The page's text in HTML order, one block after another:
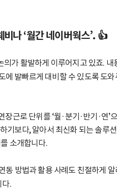
나 ‘월간 네이버웍스’. 👍
가 활발하게 이루어지고 있죠.
발빠르게 대비할 수 있도록 도
근로 단위를 ‘월·분기·반기·연
보다, 알아서 최신화 되는 솔루
를 소개합니다.
동 방법과 활용 사례도 친절하게
다.